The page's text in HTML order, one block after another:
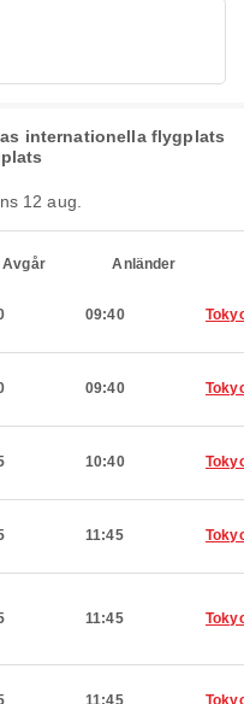
internationella flygplats
12 aug.
Avgår Anländer
09:40
09:40
10:40
11:45
11:45
11:45